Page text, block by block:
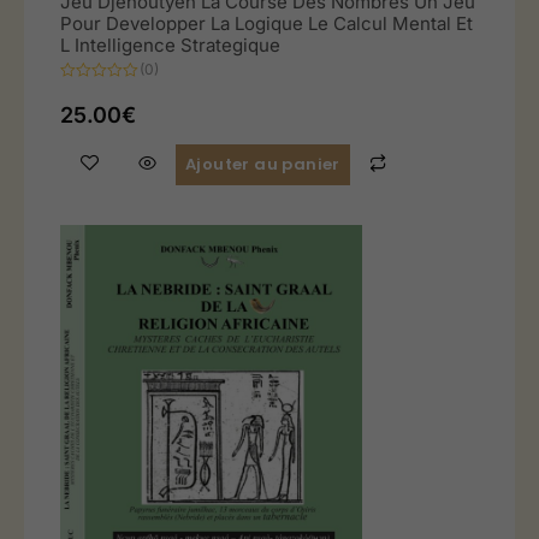
Pour Developper La Logique Le Calcul Mental Et
L Intelligence Strategique
0
sur
(0)
25.00€
Ajouter au panier